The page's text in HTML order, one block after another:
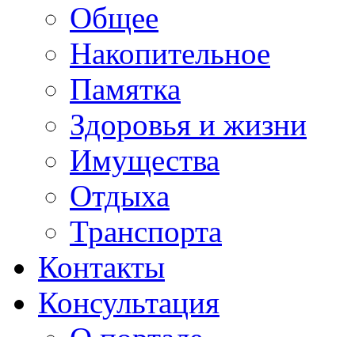
Общее
Накопительное
Памятка
Здоровья и жизни
Имущества
Отдыха
Транспорта
Контакты
Консультация